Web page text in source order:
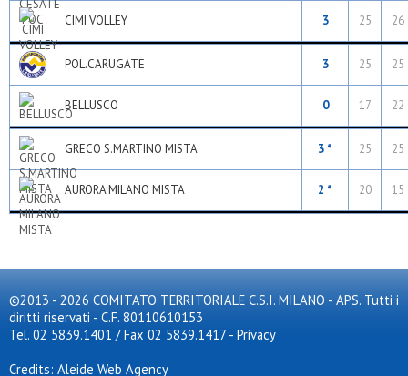
CIMI VOLLEY 3 25 26
POL.CARUGATE 3 25 25
BELLUSCO 0 17 22
GRECO S.MARTINO MISTA 3 * 25 25
AURORA MILANO MISTA 2 * 20 15
©2013 - 2026 COMITATO TERRITORIALE C.S.I. MILANO - APS. Tutti i
diritti riservati - C.F. 80110610153
Tel. 02 5839.1401 / Fax 02 5839.1417 - Privacy
Credits: Aleide Web Agency